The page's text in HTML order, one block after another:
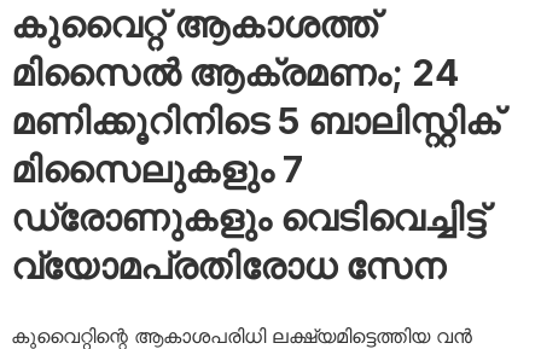
കുവൈറ്റ് ആകാശത്ത്
മിസൈൽ ആക്രമണം; 24
മണിക്കൂറിനിടെ 5 ബാലിസ്റ്റിക്
മിസൈലുകളും 7
ഡ്രോണുകളും വെടിവെച്ചിട്ട്
വ്യോമപ്രതിരോധ സേന
കുവൈറ്റിന്റെ ആകാശപരിധി ലക്ഷ്യമിട്ടെത്തിയ വൻ